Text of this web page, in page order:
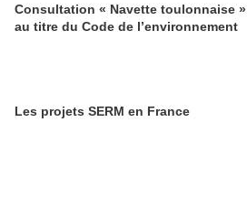
Consultation « Navette toulonnaise »
au titre du Code de l’environnement
Les projets SERM en France